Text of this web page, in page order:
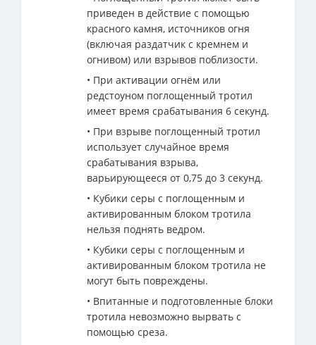
приведен в действие с помощью
красного камня, источников огня
(включая раздатчик с кремнем и
огнивом) или взрывов поблизости.
• При активации огнём или
редстоуном поглощенный тротил
имеет время срабатывания 6 секунд.
• При взрыве поглощенный тротил
использует случайное время
срабатывания взрыва,
варьирующееся от 0,75 до 3 секунд.
• Кубики серы с поглощенным и
активированным блоком тротила
нельзя поднять ведром.
• Кубики серы с поглощенным и
активированным блоком тротила не
могут быть повреждены.
• Впитанные и подготовленные блоки
тротила невозможно вырвать с
помощью среза.